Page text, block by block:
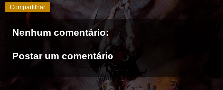
Compartilhar
Nenhum comentário:
Postar um comentário